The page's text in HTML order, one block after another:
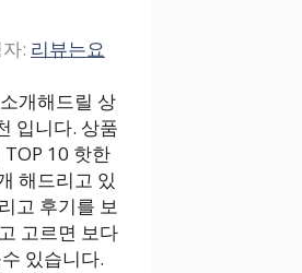
: 리뷰는요
개해드릴 상
입니다. 상품
10 핫한
해드리고 있
고 후기를 보
고르면 보다
있습니다.